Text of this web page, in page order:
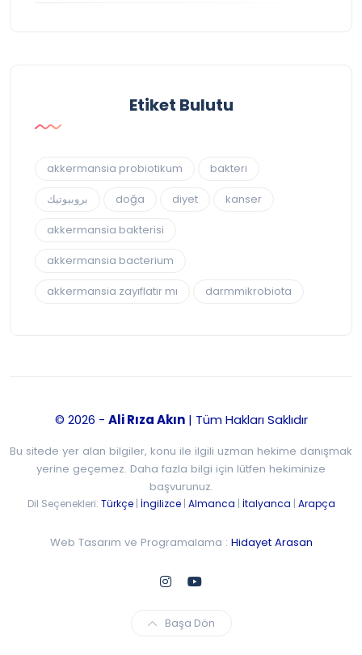
Etiket Bulutu
akkermansia probiotikum
bakteri
بروبيوتيك
doğa diyet
kanser
akkermansia bakterisi
akkermansia bacterium
akkermansia zayıflatır mı
darmmikrobiota
© 2026 - Ali Rıza Akın| Tüm Hakları Saklıdır
Bu sitede yer alan bilgiler, konu ile ilgili uzman hekime danışmak
yerine geçemez. Daha fazla bilgi için lütfen hekiminize
başvurunuz.
Dil Seçenekleri: Türkçe| İngilizce| Almanca | İtalyanca | Arapça
Web Tasarım ve Programalama : Hidayet Arasan
Başa Dön